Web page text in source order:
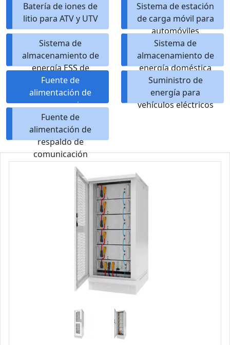
Batería de iones de
litio para ATV y UTV
Sistema de estación
de carga móvil para
automóviles
Sistema de
almacenamiento de
energía ESS de
microrred
Sistema de
almacenamiento de
energía doméstica
Fuente de
alimentación de
emergencia
Suministro de
energía para
vehículos eléctricos
Fuente de
alimentación de
respaldo de
comunicación